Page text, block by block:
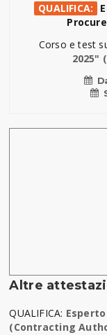
QUALIFICA:
Corso e test
2025"
Altre
QUALIFICA:
(Contracting